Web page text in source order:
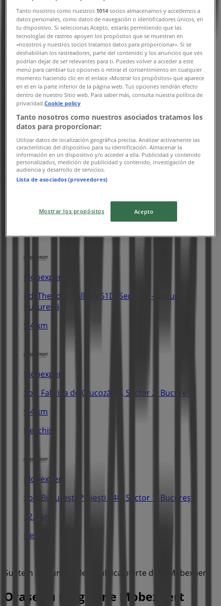
Mobexpert în București»
Mobexpert magazine în București
Mobexpert
Calea Bucureşti 105A, București
3.4 km
Deschis
Mobexpert
9.0 km
Mobexpert
Bd. Theodor Pallady 51D, Sector 3 - București,
București
9.4 km
Mobexpert
Șos. Fabrica de Glucoză 21, Sector 2, București
9.4 km
Deschis
Mobexpert
Șos. Bucureşti-Ploieşti 44C, Sector 1, București
12.5 km
Deschis
Suntem pe punctul de a publica oferte de la Mobexpert
Orașe cu magazine Mobexpert
Tanto nosotros como nuestros 1014 socios almacenamos y accedemos a
datos personales, como datos de navegación o identificadores únicos, en
tu dispositivo. Si seleccionas Acepto, estarás permitiendo que las
tecnologías de rastreo apoyen los propósitos que se muestran en
«nosotros y nuestros socios tratamos datos para proporcionar». Si se
deshabilitan los rastreadores, parte del contenido y los anuncios que ves
podrían dejar de ser relevantes para ti. Puedes volver a acceder a este
menú para cambiar tus opciones o retirar el consentimiento en cualquier
momento haciendo clic en el enlace «Mostrar los propósitos» que aparece
en el en la parte inferior de la página web. Tus opciones tendrán efecto
dentro de nuestro Sitio web. Para saber más, consulta nuestra política de
privacidad.Cookie policy
Tanto nosotros como nuestros asociados tratamos los
datos para proporcionar:
Utilizar datos de localización geográfica precisa. Analizar activamente las
características del dispositivo para su identificación. Almacenar la
información en un dispositivo y/o acceder a ella. Publicidad y contenido
personalizados, medición de publicidad y contenido, investigación de
audiencia y desarrollo de servicios.
Lista de asociados (proveedores)
Mostrar los propósitos Acepto